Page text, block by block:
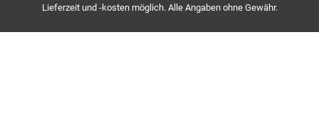
Lieferzeit und -kosten möglich. Alle Angaben ohne Gewähr.